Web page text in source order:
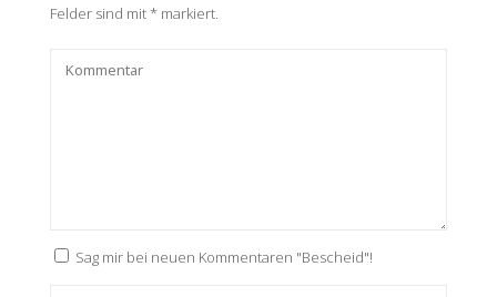
Felder sind mit*markiert.
Sag mir bei neuen Kommentaren "Bescheid"!